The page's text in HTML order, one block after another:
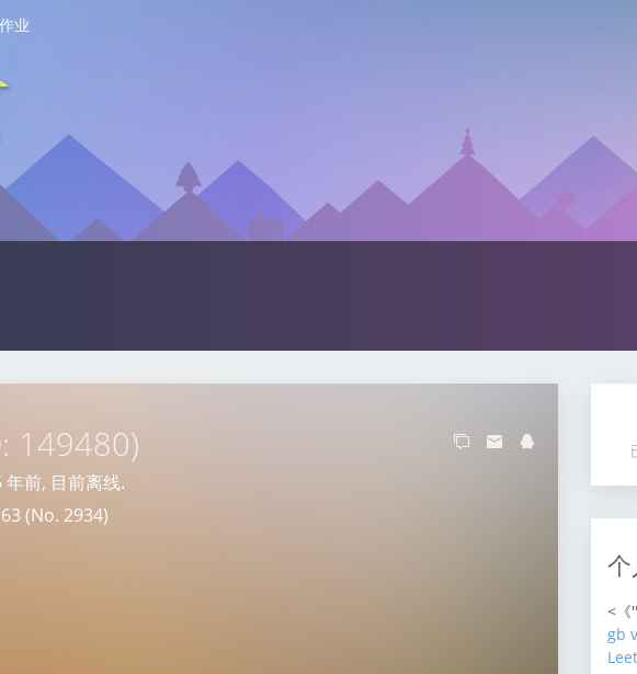
作业
149480)
年前, 目前离线.
(No. 2934)
<
gb